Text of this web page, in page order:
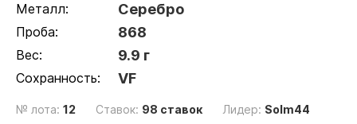
Металл: Серебро
Проба: 868
Вес: 9.9 г
Сохранность: VF
№ лота: 12 Ставок: 98 ставок Лидер: Solm44